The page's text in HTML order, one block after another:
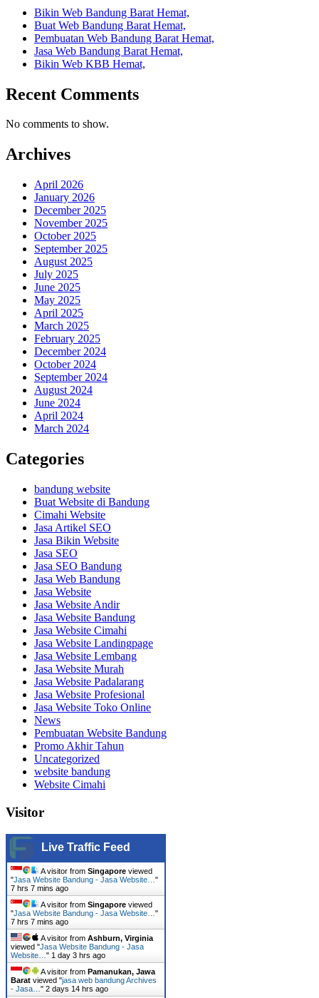
Bikin Web Bandung Barat Hemat,
Buat Web Bandung Barat Hemat,
Pembuatan Web Bandung Barat Hemat,
Jasa Web Bandung Barat Hemat,
Bikin Web KBB Hemat,
Recent Comments
No comments to show.
Archives
April 2026
January 2026
December 2025
November 2025
October 2025
September 2025
August 2025
July 2025
June 2025
May 2025
April 2025
March 2025
February 2025
December 2024
October 2024
September 2024
August 2024
June 2024
April 2024
March 2024
Categories
bandung website
Buat Website di Bandung
Cimahi Website
Jasa Artikel SEO
Jasa Bikin Website
Jasa SEO
Jasa SEO Bandung
Jasa Web Bandung
Jasa Website
Jasa Website Andir
Jasa Website Bandung
Jasa Website Cimahi
Jasa Website Landingpage
Jasa Website Lembang
Jasa Website Murah
Jasa Website Padalarang
Jasa Website Profesional
Jasa Website Toko Online
News
Pembuatan Website Bandung
Promo Akhir Tahun
Uncategorized
website bandung
Website Cimahi
Visitor
Live Traffic Feed
A visitor from Singapore viewed
"Jasa Website Bandung - Jasa Website… "
7 hrs 7 mins ago
A visitor from Singapore viewed
"Jasa Website Bandung - Jasa Website… "
7 hrs 7 mins ago
A visitor from Ashburn, Virginia
viewed "Jasa Website Bandung - Jasa
Website… " 1 day 3 hrs ago
A visitor from Pamanukan, Jawa
Barat viewed "jasa web bandung Archives
- Jasa… " 2 days 14 hrs ago